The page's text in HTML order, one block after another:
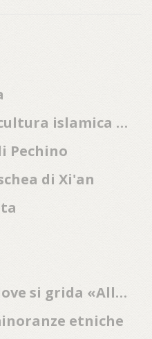
2. L’arrivo della cultura islamica in Cina
Pechino
di Xi'an
8. Cina e islam: dove si grida «Allahu Akbar»
etniche